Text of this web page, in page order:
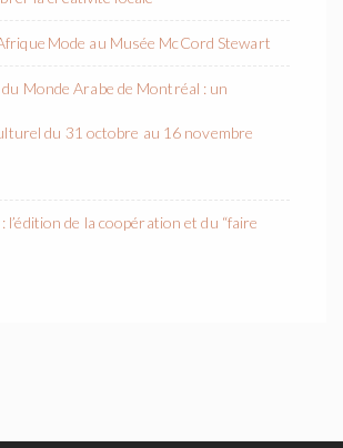
Mode au Musée McCord Stewart
du Monde Arabe de Montréal : un
du 31 octobre au 16 novembre
l’édition de la coopération et du “faire